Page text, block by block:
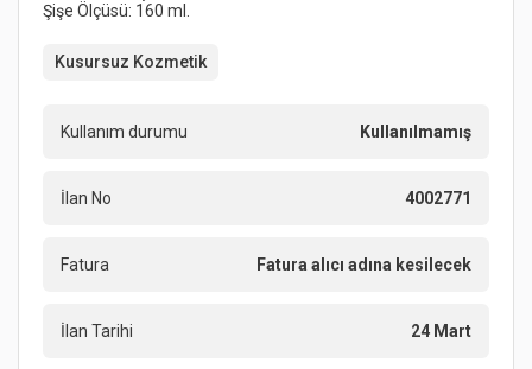
Kusursuz Kozmetik
Kullanım durumu Kullanılmamış
İlan No 4002771
Fatura Fatura alıcı adına kesilecek
İlan Tarihi 24 Mart